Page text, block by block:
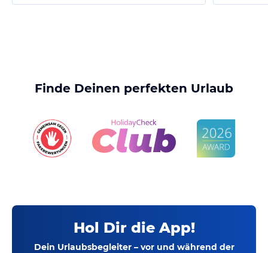
Finde Deinen perfekten Urlaub
Hol Dir die App!
Dein Urlaubsbegleiter – vor und während der